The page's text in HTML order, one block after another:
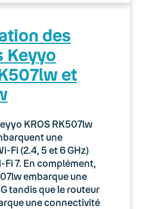
des
Keyyo
et
KROS RK507lw
une
Fi (2.4, 5 et 6 GHz)
7. En complément,
embarque une
tandis que le routeur
une connectivité